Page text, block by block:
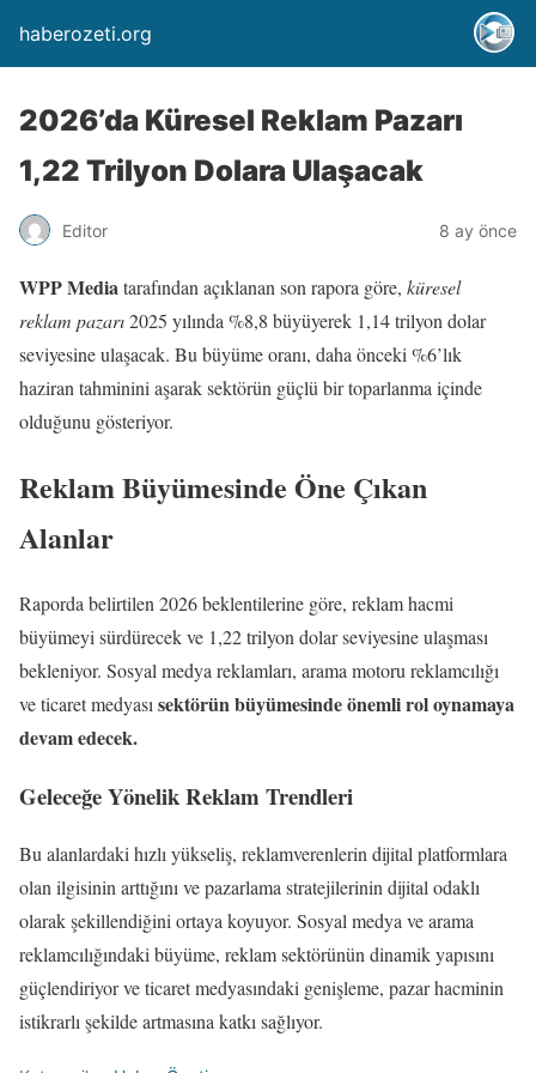
haberozeti.org
2026’da Küresel Reklam Pazarı
1,22 Trilyon Dolara Ulaşacak
Editor 8 ay önce
WPP Mediatarafından açıklanan son rapora göre, küresel
reklam pazarı2025 yılında %8,8 büyüyerek 1,14 trilyon dolar
seviyesine ulaşacak. Bu büyüme oranı, daha önceki %6’lık
haziran tahminini aşarak sektörün güçlü bir toparlanma içinde
olduğunu gösteriyor.
Reklam Büyümesinde Öne Çıkan
Alanlar
Raporda belirtilen 2026 beklentilerine göre, reklam hacmi
büyümeyi sürdürecek ve 1,22 trilyon dolar seviyesine ulaşması
bekleniyor. Sosyal medya reklamları, arama motoru reklamcılığı
ve ticaret medyası sektörün büyümesinde önemli rol oynamaya
devam edecek.
Geleceğe Yönelik Reklam Trendleri
Bu alanlardaki hızlı yükseliş, reklamverenlerin dijital platformlara
olan ilgisinin arttığını ve pazarlama stratejilerinin dijital odaklı
olarak şekillendiğini ortaya koyuyor. Sosyal medya ve arama
reklamcılığındaki büyüme, reklam sektörünün dinamik yapısını
güçlendiriyor ve ticaret medyasındaki genişleme, pazar hacminin
istikrarlı şekilde artmasına katkı sağlıyor.